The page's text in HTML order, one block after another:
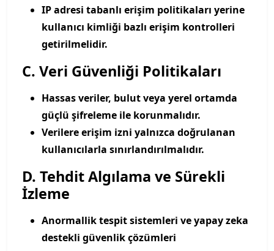
IP adresi tabanlı erişim politikaları yerine
kullanıcı kimliği bazlı erişim kontrolleri
getirilmelidir.
C. Veri Güvenliği Politikaları
Hassas veriler, bulut veya yerel ortamda
güçlü şifreleme ile korunmalıdır.
Verilere erişim izni yalnızca doğrulanan
kullanıcılarla sınırlandırılmalıdır.
D. Tehdit Algılama ve Sürekli
İzleme
Anormallik tespit sistemleri ve yapay zeka
destekli güvenlik çözümleri